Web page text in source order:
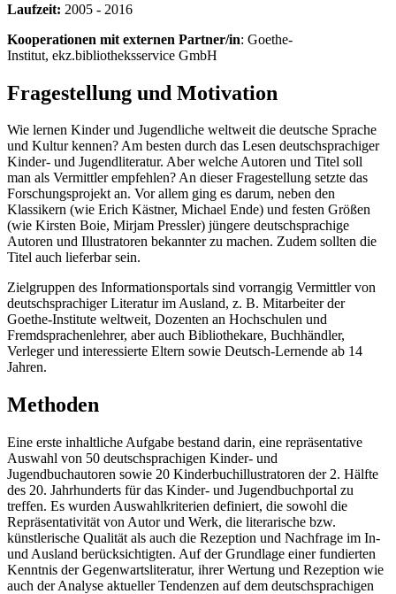
Laufzeit: 2005 - 2016
Kooperationen mit externen Partner/in: Goethe-
Institut, ekz.bibliotheksservice GmbH
Fragestellung und Motivation
Wie lernen Kinder und Jugendliche weltweit die deutsche Sprache
und Kultur kennen? Am besten durch das Lesen deutschsprachiger
Kinder- und Jugendliteratur. Aber welche Autoren und Titel soll
man als Vermittler empfehlen? An dieser Fragestellung setzte das
Forschungsprojekt an. Vor allem ging es darum, neben den
Klassikern (wie Erich Kästner, Michael Ende) und festen Größen
(wie Kirsten Boie, Mirjam Pressler) jüngere deutschsprachige
Autoren und Illustratoren bekannter zu machen. Zudem sollten die
Titel auch lieferbar sein.
Zielgruppen des Informationsportals sind vorrangig Vermittler von
deutschsprachiger Literatur im Ausland, z. B. Mitarbeiter der
Goethe-Institute weltweit, Dozenten an Hochschulen und
Fremdsprachenlehrer, aber auch Bibliothekare, Buchhändler,
Verleger und interessierte Eltern sowie Deutsch-Lernende ab 14
Jahren.
Methoden
Eine erste inhaltliche Aufgabe bestand darin, eine repräsentative
Auswahl von 50 deutschsprachigen Kinder- und
Jugendbuchautoren sowie 20 Kinderbuchillustratoren der 2. Hälfte
des 20. Jahrhunderts für das Kinder- und Jugendbuchportal zu
treffen. Es wurden Auswahlkriterien definiert, die sowohl die
Repräsentativität von Autor und Werk, die literarische bzw.
künstlerische Qualität als auch die Rezeption und Nachfrage im In-
und Ausland berücksichtigten. Auf der Grundlage einer fundierten
Kenntnis der Gegenwartsliteratur, ihrer Wertung und Rezeption wie
auch der Analyse aktueller Tendenzen auf dem deutschsprachigen